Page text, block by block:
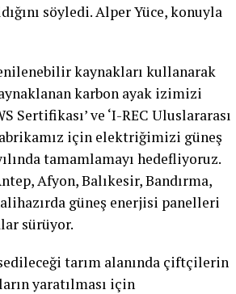
söyledi. Alper Yüce, konuyla
kaynakları kullanarak
karbon ayak izimizi
Sertifikası’ ve ‘I-REC Uluslararası
için elektriğimizi güneş
tamamlamayı hedefliyoruz.
Afyon, Balıkesir, Bandırma,
güneş enerjisi panelleri
sürüyor.
tarım alanında çiftçilerin
yaratılması için